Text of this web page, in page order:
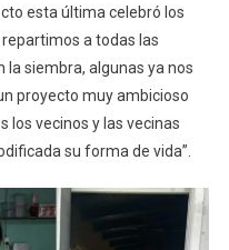
esta última celebró los
a todas las
la siembra, algunas ya nos
proyecto muy ambicioso
los vecinos y las vecinas
su forma de vida”.